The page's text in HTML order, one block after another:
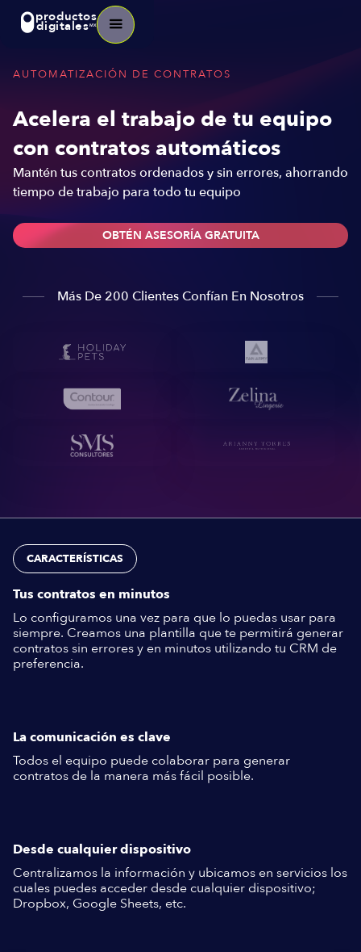
productos
digitalesMX
AUTOMATIZACIÓN DE CONTRATOS
Acelera el trabajo de tu equipo
con contratos automáticos
Mantén tus contratos ordenados y sin errores, ahorrando
tiempo de trabajo para todo tu equipo
OBTÉN ASESORÍA GRATUITA
Más De 200 Clientes Confían En Nosotros
CARACTERÍSTICAS
Tus contratos en minutos
Lo configuramos una vez para que lo puedas usar para
siempre. Creamos una plantilla que te permitirá generar
contratos sin errores y en minutos utilizando tu CRM de
preferencia.
La comunicación es clave
Todos el equipo puede colaborar para generar
contratos de la manera más fácil posible.
Desde cualquier dispositivo
Centralizamos la información y ubicamos en servicios los
cuales puedes acceder desde cualquier dispositivo;
Dropbox, Google Sheets, etc.